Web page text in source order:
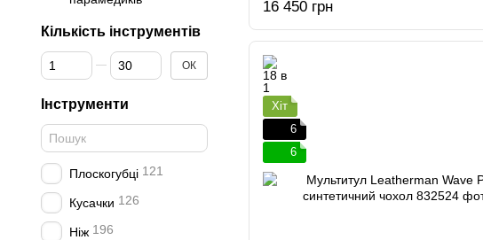
16 450 грн
Хіт
6
6
Кількість інструментів
Від Кількість інструментів
До Кількість інструментів ОК
Інструменти
Плоскогубці 121
Кусачки 126
Ніж 196